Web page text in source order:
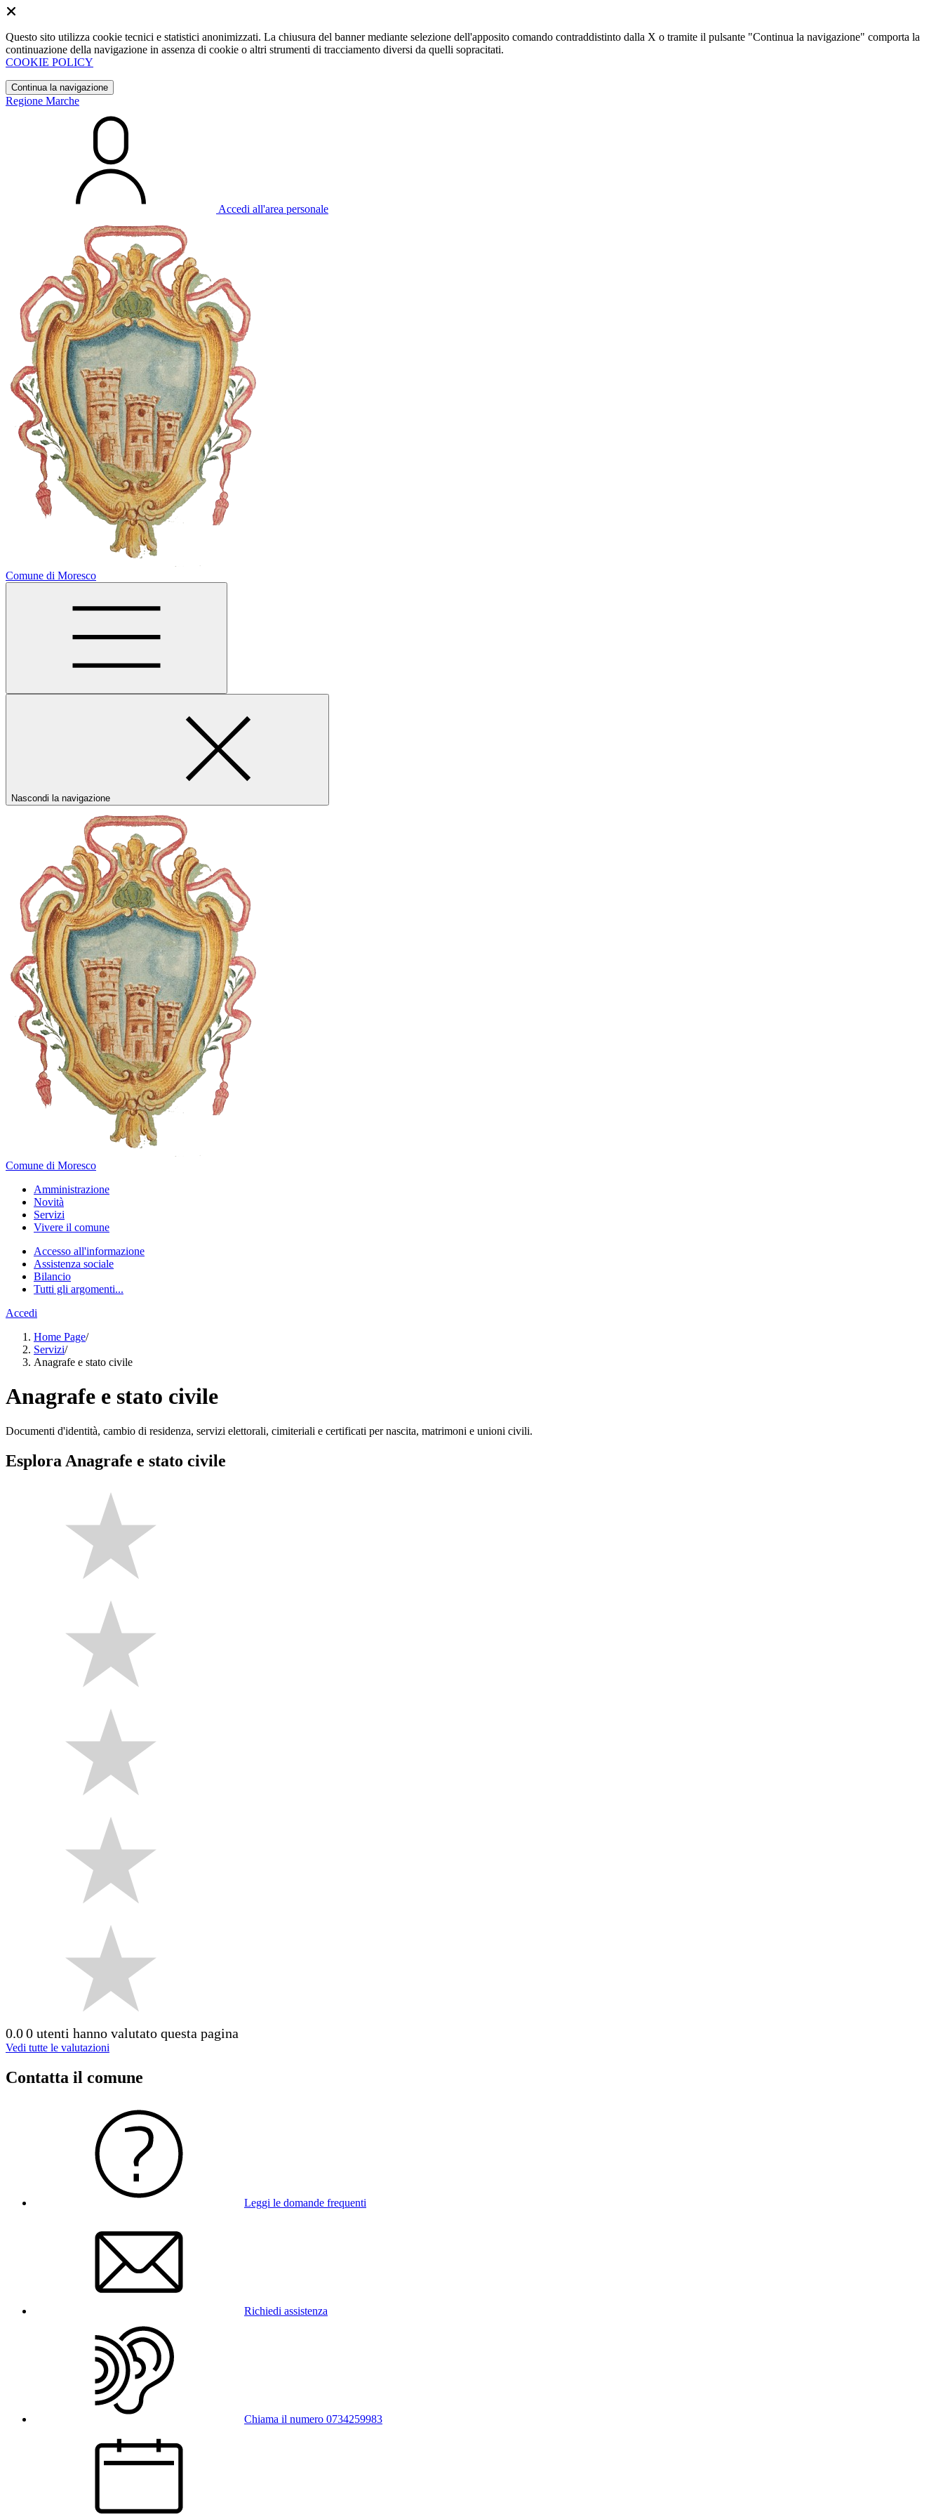
Questo sito utilizza cookie tecnici e statistici anonimizzati. La chiusura del banner mediante selezione dell'apposito comando contraddistinto dalla X o tramite il pulsante "Continua la navigazione" comporta la
continuazione della navigazione in assenza di cookie o altri strumenti di tracciamento diversi da quelli sopracitati.
COOKIE POLICY
Continua la navigazione
Regione Marche
Accedi all'area personale
Comune di Moresco
Nascondi la navigazione
Comune di Moresco
Amministrazione
Novità
Servizi
Vivere il comune
Accesso all'informazione
Assistenza sociale
Bilancio
Tutti gli argomenti...
Accedi
Home Page/
Servizi/
Anagrafe e stato civile
Anagrafe e stato civile
Documenti d'identità, cambio di residenza, servizi elettorali, cimiteriali e certificati per nascita, matrimoni e unioni civili.
Esplora Anagrafe e stato civile
0.00 utenti hanno valutato questa pagina
Vedi tutte le valutazioni
Contatta il comune
Leggi le domande frequenti
Richiedi assistenza
Chiama il numero 0734259983